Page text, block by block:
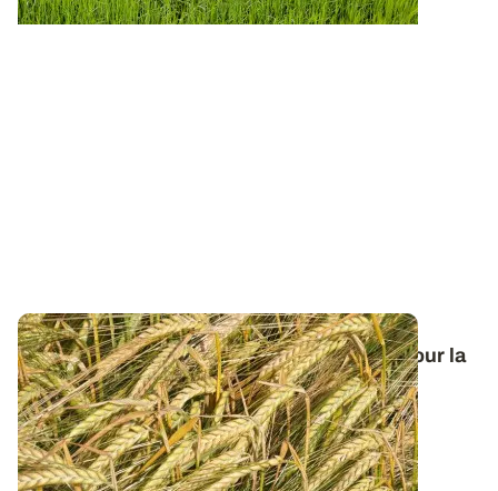
Orge de printemps : nos préconisations pour la
campagne 2026
Retrouvez tous les résultats d’essais de la dernière
campagne et nos préconisations pour...
13 FÉVR. 2026